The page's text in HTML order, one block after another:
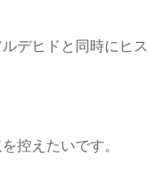
デヒドと同時にヒス
控えたいです。